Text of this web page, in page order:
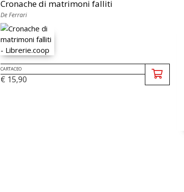
Cronache di matrimoni falliti
De Ferrari
CARTACEO
€ 15,90